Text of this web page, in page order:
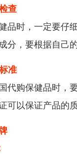
查
品时，一定要仔
分，要根据自己
准
代购保健品时，
可以保证产品的